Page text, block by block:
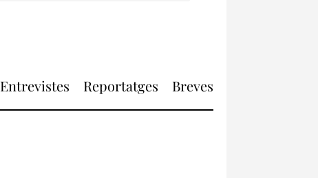
Entrevistes Reportatges Breves